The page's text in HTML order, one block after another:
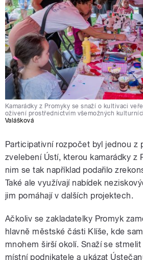
Kamarádky z Promyky se snaží o kultivaci
oživení prostřednictvím všemožných
Valášková
Participativní rozpočet byl jednou z
zvelebení Ústí, kterou kamarádky z
nim se tak například podařilo
Také ale využívají nabídek
jim pomáhají v dalších projektech.
Ačkoliv se zakladatelky Promyk
hlavně městské části Klíše, kde
mnohem širší okolí. Snaží se
místní podnikatele a ukázat